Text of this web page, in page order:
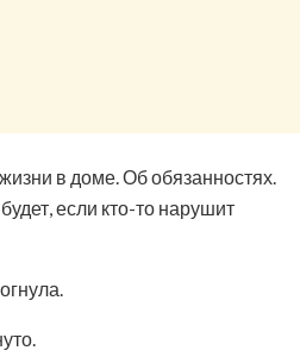
в доме. Об обязанностях.
если кто-то нарушит